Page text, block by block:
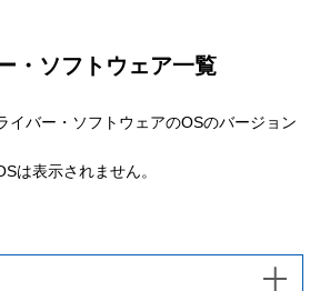
・ソフトウェア一覧
イバー・ソフトウェアのOSのバージョン
は表示されません。